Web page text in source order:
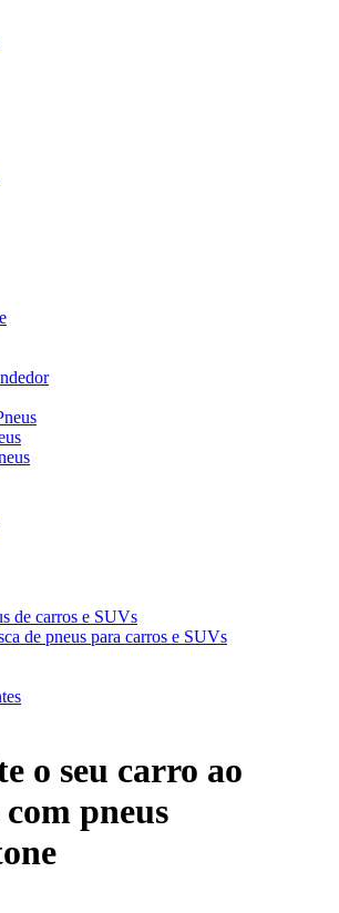
de carros e SUVs
de pneus para carros e SUVs
o seu carro ao
pneus